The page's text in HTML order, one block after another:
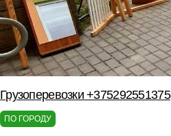
Грузоперевозки +375292551375
ПО ГОРОДУ